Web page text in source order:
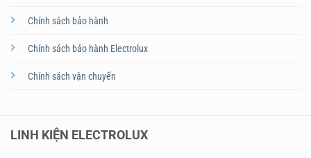
Chính sách bảo hành
Chính sách bảo hành Electrolux
Chính sách vận chuyển
LINH KIỆN ELECTROLUX